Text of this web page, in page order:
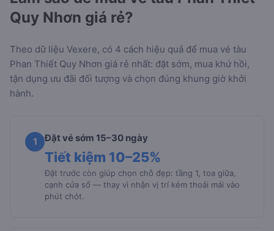
Quy Nhơn giá rẻ?
Theo dữ liệu Vexere, có 4 cách hiệu quả để mua vé tàu
Phan Thiết Quy Nhơn giá rẻ nhất: đặt sớm, mua khứ hồi,
tận dụng ưu đãi đối tượng và chọn đúng khung giờ khởi
hành.
1 Đặt vé sớm 15–30 ngày
Tiết kiệm 10–25%
Đặt trước còn giúp chọn chỗ đẹp: tầng 1, toa giữa,
cạnh cửa sổ — thay vì nhận vị trí kém thoải mái vào
phút chót.